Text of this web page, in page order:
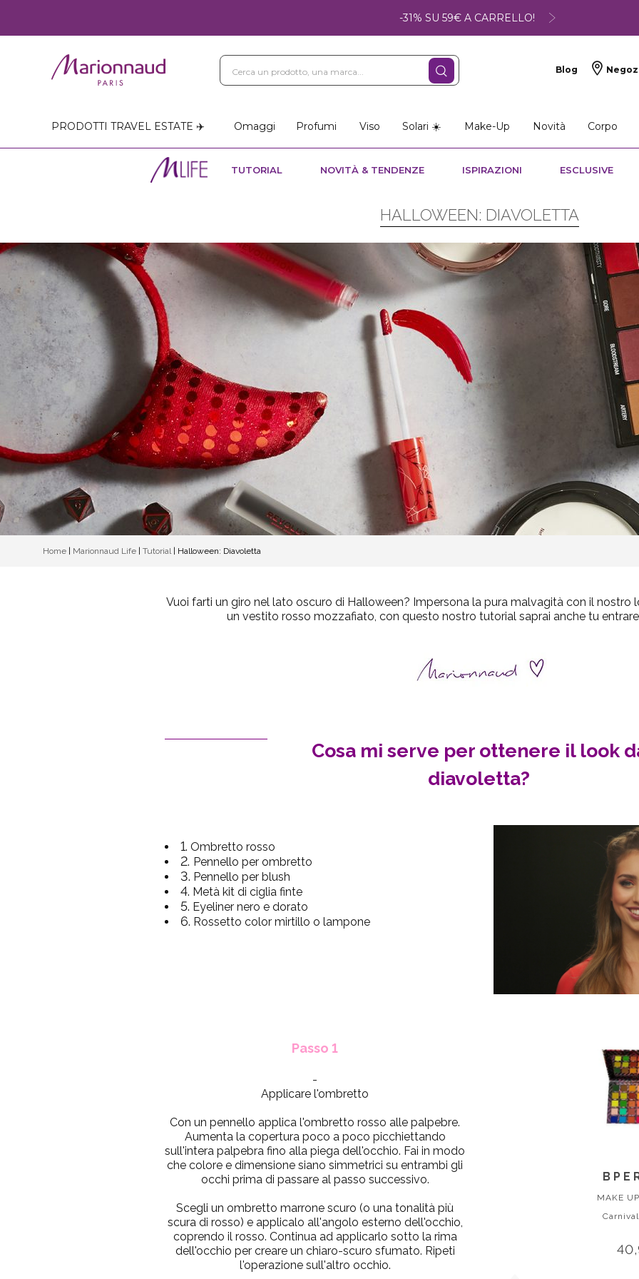
-31% SU 59€ A CARRELLO!
Blog
PRODOTTI TRAVEL ESTATE ✈️ Omaggi Profumi Viso Solari ☀️ Make-Up Novità Corpo
TUTORIAL NOVITÀ & TENDENZE ISPIRAZIONI ESCLUSIVE
HALLOWEEN: DIAVOLETTA
Home Marionnaud Life Tutorial| Halloween: Diavoletta
Vuoi farti un giro nel lato oscuro di Halloween? Impersona la pura malvagità con il nostro
un vestito rosso mozzafiato, con questo nostro tutorial saprai anche tu
Cosa mi serve per ottenere il look
diavoletta?
1. Ombretto rosso
2. Pennello per ombretto
3. Pennello per blush
4. Metà kit di ciglia finte
5. Eyeliner nero e dorato
6. Rossetto color mirtillo o lampone
Passo 1
-
Applicare l'ombretto
Con un pennello applica l'ombretto rosso alle palpebre.
Aumenta la copertura poco a poco picchiettando
sull'intera palpebra fino alla piega dell'occhio. Fai in modo
che colore e dimensione siano simmetrici su entrambi gli
occhi prima di passare al passo successivo.
Scegli un ombretto marrone scuro (o una tonalità più
scura di rosso) e applicalo all'angolo esterno dell'occhio,
coprendo il rosso. Continua ad applicarlo sotto la rima
dell'occhio per creare un chiaro-scuro sfumato. Ripeti
l'operazione sull'altro occhio.
MAKE